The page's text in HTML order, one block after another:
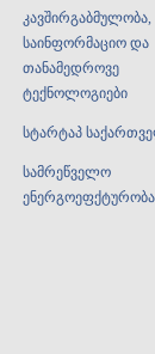
კავშირგაბმულობა,
საინფორმაციო და
თანამედროვე
ტექნოლოგიები
სტარტაპ
სამრეწველო
ენერგოეფქტურობა